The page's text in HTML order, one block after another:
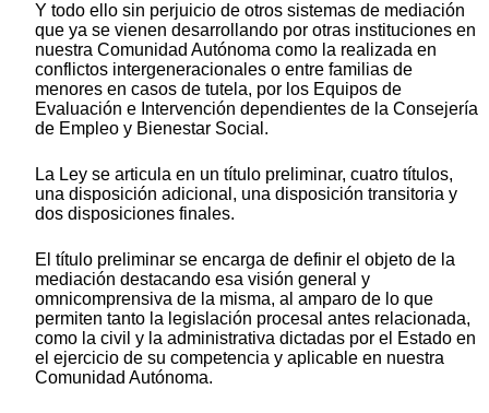
Y todo ello sin perjuicio de otros sistemas de mediación
que ya se vienen desarrollando por otras instituciones en
nuestra Comunidad Autónoma como la realizada en
conflictos intergeneracionales o entre familias de
menores en casos de tutela, por los Equipos de
Evaluación e Intervención dependientes de la Consejería
de Empleo y Bienestar Social.
La Ley se articula en un título preliminar, cuatro títulos,
una disposición adicional, una disposición transitoria y
dos disposiciones finales.
El título preliminar se encarga de definir el objeto de la
mediación destacando esa visión general y
omnicomprensiva de la misma, al amparo de lo que
permiten tanto la legislación procesal antes relacionada,
como la civil y la administrativa dictadas por el Estado en
el ejercicio de su competencia y aplicable en nuestra
Comunidad Autónoma.